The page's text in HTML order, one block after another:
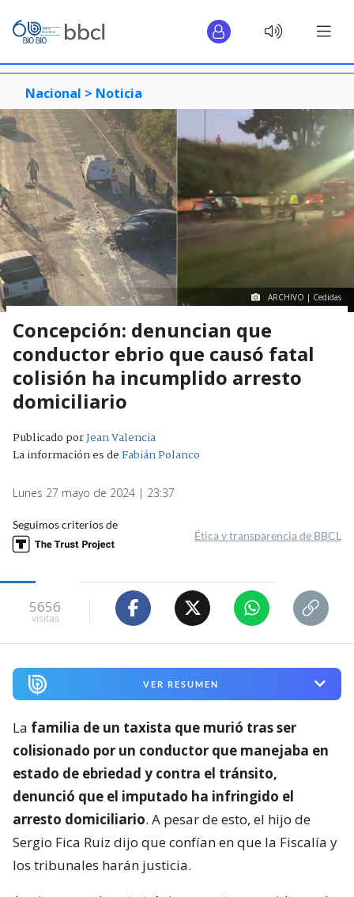
Nacional > Noticia
ARCHIVO | Cedidas
Concepción: denuncian que
conductor ebrio que causó fatal
colisión ha incumplido arresto
domiciliario
Publicado porJean Valencia
La información es deFabián Polanco
Lunes 27 mayo de 2024 | 23:37
Seguimos criterios de
Ética y transparencia de BBCL
5656
visitas
VER RESUMEN
La familia de un taxista que murió tras ser
colisionado por un conductor que manejaba en
estado de ebriedad y contra el tránsito,
denunció que el imputado ha infringido el
arresto domiciliario. A pesar de esto, el hijo de
Sergio Fica Ruiz dijo que confían en que la Fiscalía y
los tribunales harán justicia.